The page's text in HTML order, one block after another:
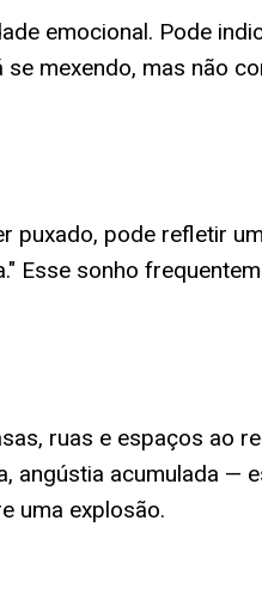
emocional. Pode
mexendo, mas não
pode refletir
Esse sonho
ruas e espaços ao
acumulada —
uma explosão.